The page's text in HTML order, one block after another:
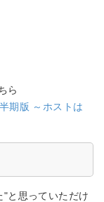
ら
期版 ～ホストは
"と思っていただけ